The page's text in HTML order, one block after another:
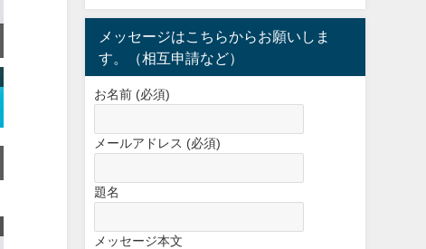
メッセージはこちらからお願いしま
す。（相互申請など）
お名前 (必須)
メールアドレス (必須)
題名
メッセージ本文